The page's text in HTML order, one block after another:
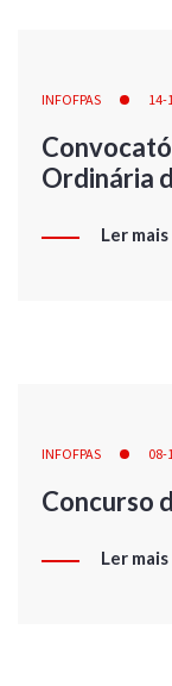
INFOFPAS 14-
Ordinária
Ler mais
INFOFPAS 08-
Concurso
Ler mais